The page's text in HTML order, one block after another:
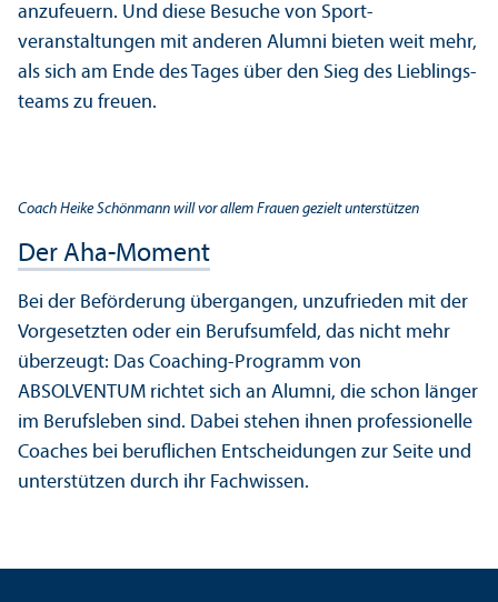
anzufeuern. Und diese Besuche von Sport­
veranstaltungen mit anderen Alumni bieten weit mehr,
als sich am Ende des Tages über den Sieg des Lieblings­
teams zu freuen.
Coach Heike Schönmann will vor allem Frauen gezielt unterstützen
Der Aha-Moment
Bei der Be­förderung übergangen, un­zufrieden mit der
Vorgesetzten oder ein Berufsumfeld, das nicht mehr
überzeugt: Das Coaching-Programm von
ABSOLVENTUM richtet sich an Alumni, die schon länger
im Berufsleben sind. Dabei stehen ihnen professionelle
Coaches bei beruflichen Entscheidungen zur Seite und
unter­stützen durch ihr Fach­wissen.